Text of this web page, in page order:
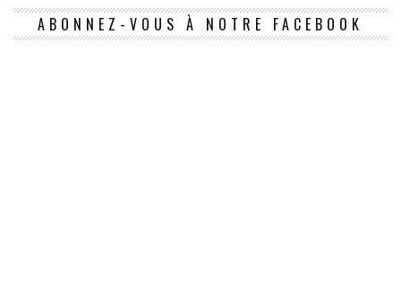
ABONNEZ-VOUS À NOTRE FACEBOOK